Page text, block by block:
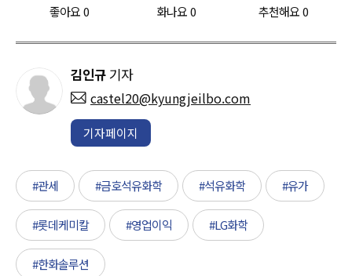
좋아요0 화나요0 추천해요 0
김인규 기자
castel20@kyungjeilbo.com
기자페이지
#관세 #금호석유화학 #석유화학 #유가
#롯데케미칼 #영업이익 #LG화학
#한화솔루션